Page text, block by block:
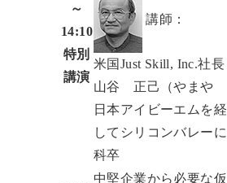
～
14:10
特別
講演
講師：
米国Just Skill, Inc.社
山谷 正己（やまや
日本アイビーエムを
してシリコンバレー
科卒
中堅企業から必要な